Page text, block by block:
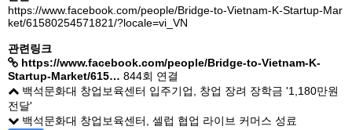
공간/장비 예약
알림마당
이용안내
https://www.facebook.com/people/Bridge-to-Vietnam-K-Startup-Mar
ket/61580254571821/?locale=vi_VN
관련링크
https://www.facebook.com/people/Bridge-to-Vietnam-K-
Startup-Market/615… 844회 연결
백석문화대 창업보육센터 입주기업, 창업 장려 장학금 '1,180만원
전달'
백석문화대 창업보육센터, 셀럽 협업 라이브 커머스 성료